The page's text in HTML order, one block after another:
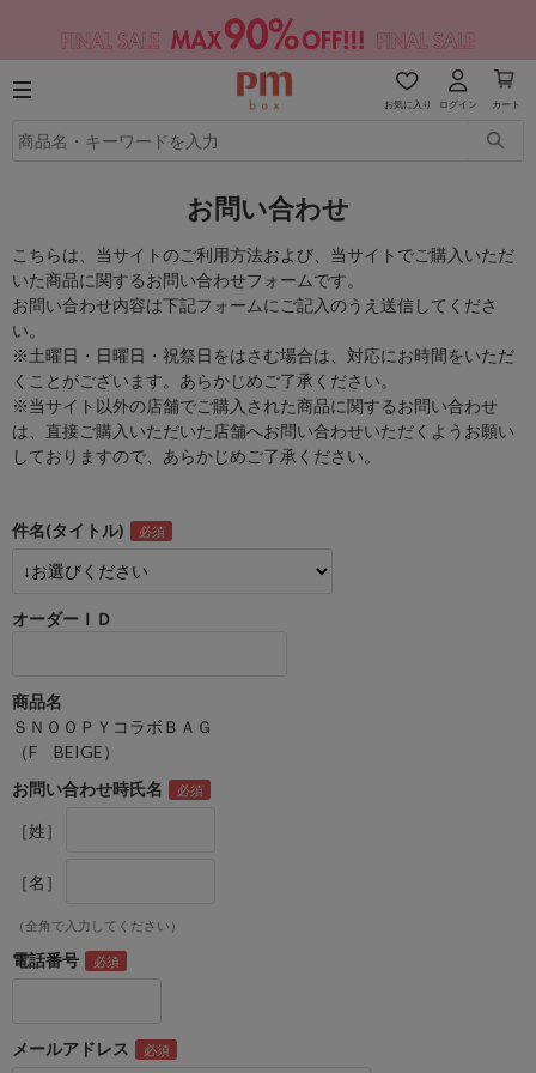
お気に入り ログイン カート
お問い合わせ
こちらは、当サイトのご利用方法および、当サイトでご購入いただ
いた商品に関するお問い合わせフォームです。
お問い合わせ内容は下記フォームにご記入のうえ送信してくださ
い。
※土曜日・日曜日・祝祭日をはさむ場合は、対応にお時間をいただ
くことがございます。あらかじめご了承ください。
※当サイト以外の店舗でご購入された商品に関するお問い合わせ
は、直接ご購入いただいた店舗へお問い合わせいただくようお願い
しておりますので、あらかじめご了承ください。
件名(タイトル)
オーダーＩＤ
商品名
ＳＮＯＯＰＹコラボＢＡＧ
（F BEIGE）
お問い合わせ時氏名
［姓］
［名］
（全角で入力してください）
電話番号
メールアドレス